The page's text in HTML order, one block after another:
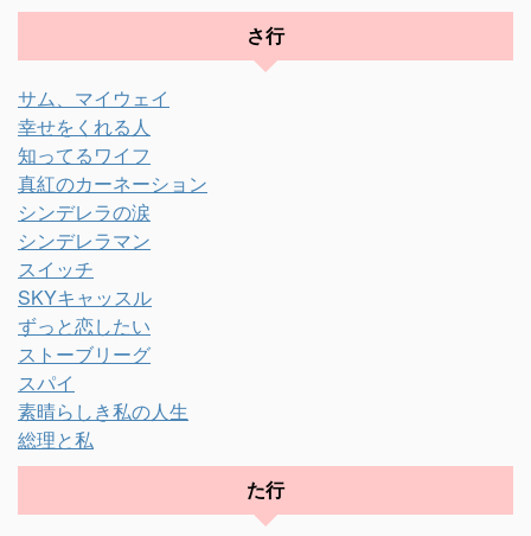
さ行
サム、マイウェイ
幸せをくれる人
知ってるワイフ
真紅のカーネーション
シンデレラの涙
シンデレラマン
スイッチ
SKYキャッスル
ずっと恋したい
ストーブリーグ
スパイ
素晴らしき私の人生
総理と私
た行